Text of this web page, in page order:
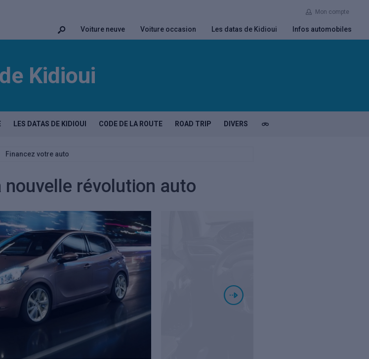
Mon compte
Voiture neuve Voiture occasion Les datas de Kidioui Infos automobiles
Kidioui
LES DATAS DE KIDIOUI CODE DE LA ROUTE ROAD TRIP DIVERS
Financez votre auto
nouvelle révolution auto